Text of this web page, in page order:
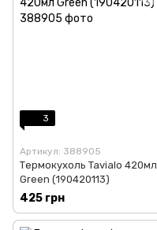
3
Артикул: 388905
Термокухоль Tavialo 420мл
Green (190420113)
425 грн